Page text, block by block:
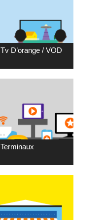
Tv D’orange / VOD
Terminaux